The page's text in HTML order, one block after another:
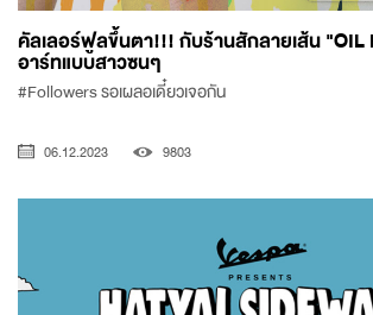
คัลเลอร์ฟูลขึ้นตา!!! กับร้านสักลายเส้น "OIL
อาร์ทแบบสาวซนๆ
#Followers รอเผลอเดี๋ยวเจอกัน
06.12.2023 9803